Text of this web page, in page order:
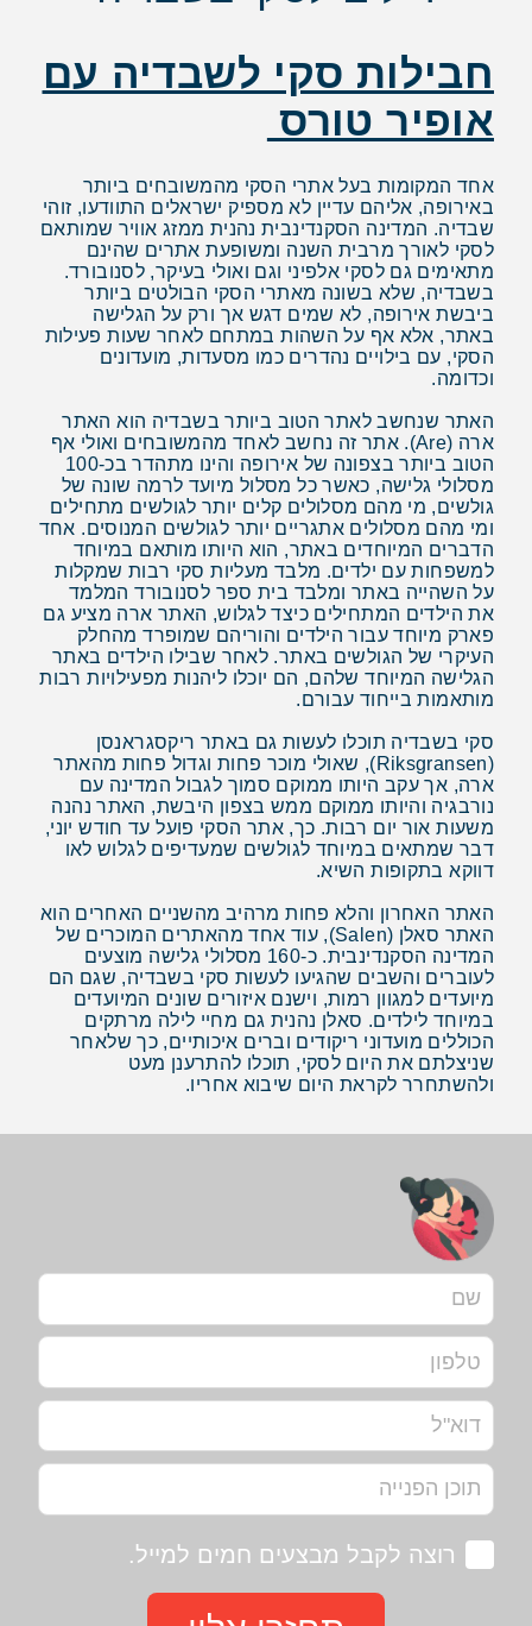
חבילות סקי לשבדיה עם
אופיר טורס
אחד המקומות בעל אתרי הסקי מהמשובחים ביותר
באירופה, אליהם עדיין לא מספיק ישראלים התוודעו, זוהי
שבדיה. המדינה הסקנדינבית נהנית ממזג אוויר שמותאם
לסקי לאורך מרבית השנה ומשופעת אתרים שהינם
מתאימים גם לסקי אלפיני וגם ואולי בעיקר, לסנובורד.
בשבדיה, שלא בשונה מאתרי הסקי הבולטים ביותר
ביבשת אירופה, לא שמים דגש אך ורק על הגלישה
באתר, אלא אף על השהות במתחם לאחר שעות פעילות
הסקי, עם בילויים נהדרים כמו מסעדות, מועדונים
וכדומה.
האתר שנחשב לאתר הטוב ביותר בשבדיה הוא האתר
ארה (Are). אתר זה נחשב לאחד מהמשובחים ואולי אף
הטוב ביותר בצפונה של אירופה והינו מתהדר בכ-100
מסלולי גלישה, כאשר כל מסלול מיועד לרמה שונה של
גולשים, מי מהם מסלולים קלים יותר לגולשים מתחילים
ומי מהם מסלולים אתגריים יותר לגולשים המנוסים. אחד
הדברים המיוחדים באתר, הוא היותו מותאם במיוחד
למשפחות עם ילדים. מלבד מעליות סקי רבות שמקלות
על השהייה באתר ומלבד בית ספר לסנובורד המלמד
את הילדים המתחילים כיצד לגלוש, האתר ארה מציע גם
פארק מיוחד עבור הילדים והוריהם שמופרד מהחלק
העיקרי של הגולשים באתר. לאחר שבילו הילדים באתר
הגלישה המיוחד שלהם, הם יוכלו ליהנות מפעילויות רבות
מותאמות בייחוד עבורם.
סקי בשבדיה תוכלו לעשות גם באתר ריקסגראנסן
(Riksgransen), שאולי מוכר פחות וגדול פחות מהאתר
ארה, אך עקב היותו ממוקם סמוך לגבול המדינה עם
נורבגיה והיותו ממוקם ממש בצפון היבשת, האתר נהנה
משעות אור יום רבות. כך, אתר הסקי פועל עד חודש יוני,
דבר שמתאים במיוחד לגולשים שמעדיפים לגלוש לאו
דווקא בתקופות השיא.
האתר האחרון והלא פחות מרהיב מהשניים האחרים הוא
האתר סאלן (Salen), עוד אחד מהאתרים המוכרים של
המדינה הסקנדינבית. כ-160 מסלולי גלישה מוצעים
לעוברים והשבים שהגיעו לעשות סקי בשבדיה, שגם הם
מיועדים למגוון רמות, וישנם איזורים שונים המיועדים
במיוחד לילדים. סאלן נהנית גם מחיי לילה מרתקים
הכוללים מועדוני ריקודים וברים איכותיים, כך שלאחר
שניצלתם את היום לסקי, תוכלו להתרענן מעט
ולהשתחרר לקראת היום שיבוא אחריו.
רוצה לקבל מבצעים חמים למייל.